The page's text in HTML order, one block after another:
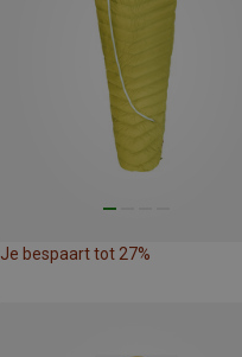
Je bespaart tot 27%